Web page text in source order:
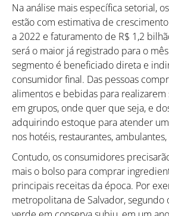
Na análise mais específica setorial,
estão com estimativa de
a 2022 e faturamento de R$ 1,2
será o maior já registrado para o
segmento é beneficiado direta e
consumidor final. Das pessoas
alimentos e bebidas para realizarem
em grupos, onde quer que seja, e
adquirindo estoque para atender
nos hotéis, restaurantes, ambulantes,
Contudo, os consumidores
mais o bolso para comprar
principais receitas da época. Por
metropolitana de Salvador, segundo